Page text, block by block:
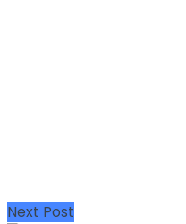
Next Post